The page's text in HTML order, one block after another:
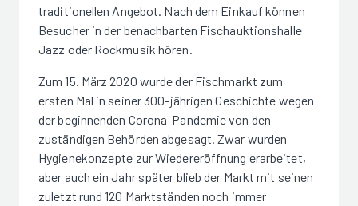
traditionellen Angebot. Nach dem Einkauf können
Besucher in der benachbarten Fischauktionshalle
Jazz oder Rockmusik hören.
Zum 15. März 2020 wurde der Fischmarkt zum
ersten Mal in seiner 300-jährigen Geschichte wegen
der beginnenden Corona-Pandemie von den
zuständigen Behörden abgesagt. Zwar wurden
Hygienekonzepte zur Wiedereröffnung erarbeitet,
aber auch ein Jahr später blieb der Markt mit seinen
zuletzt rund 120 Marktständen noch immer